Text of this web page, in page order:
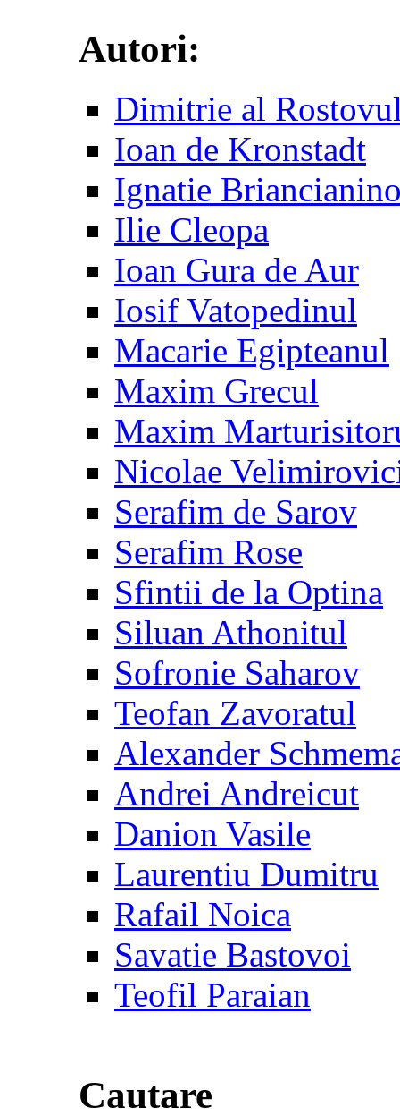
Autori:
Dimitrie al
Ioan de Kronstadt
Ignatie
Ilie Cleopa
Ioan Gura de Aur
Iosif Vatopedinul
Macarie Egipteanul
Maxim Grecul
Maxim
Nicolae
Serafim de Sarov
Serafim Rose
Sfintii de la Optina
Siluan Athonitul
Sofronie Saharov
Teofan Zavoratul
Alexander
Andrei Andreicut
Danion Vasile
Laurentiu Dumitru
Rafail Noica
Savatie Bastovoi
Teofil Paraian
Cautare